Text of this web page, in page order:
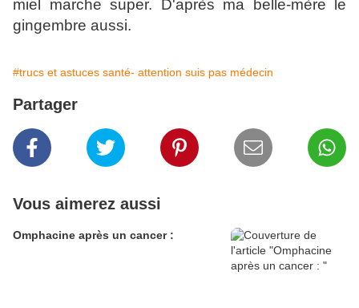
miel marche super. D'après ma belle-mère le
gingembre aussi.
#trucs et astuces santé- attention suis pas médecin
Partager
Vous aimerez aussi
Omphacine après un cancer :